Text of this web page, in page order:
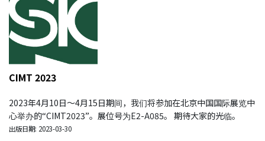
CIMT 2023
2023年4月10日～4月15日期间，我们将参加在北京中国国际展览中
心举办的“CIMT2023”。展位号为E2-A085。 期待大家的光临。
出版日期: 2023-03-30